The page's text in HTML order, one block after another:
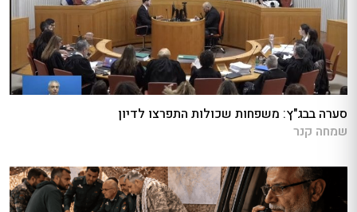
סערה בבג"ץ: משפחות שכולות התפרצו לדיון
שמחה קנר